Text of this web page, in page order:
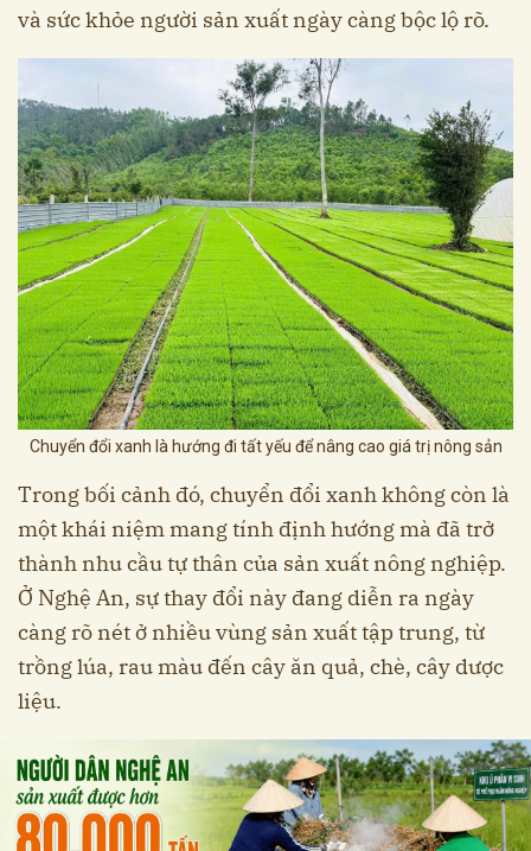
và sức khỏe người sản xuất ngày càng bộc lộ rõ.
Chuyển đổi xanh là hướng đi tất yếu để nâng cao giá trị nông sản
Trong bối cảnh đó, chuyển đổi xanh không còn là
một khái niệm mang tính định hướng mà đã trở
thành nhu cầu tự thân của sản xuất nông nghiệp.
Ở Nghệ An, sự thay đổi này đang diễn ra ngày
càng rõ nét ở nhiều vùng sản xuất tập trung, từ
trồng lúa, rau màu đến cây ăn quả, chè, cây dược
liệu.